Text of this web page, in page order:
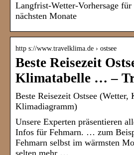
Langfrist-Wetter-Vorhersage
nächsten Monate
http s://www.travelklima.de › ostsee
Beste Reisezeit
Klimatabelle … –
Beste Reisezeit Ostsee
Klimadiagramm)
Unsere Experten präsentieren
Infos für Fehmarn. … zum
Fehmarn selbst im wärmsten